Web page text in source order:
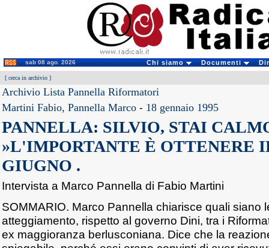
sab 08 ago. 2026 Chi siamo Documenti
[ cerca in archivio ]
Archivio Lista Pannella Riformatori
Martini Fabio, Pannella Marco - 18 gennaio 1995
PANNELLA: SILVIO, STAI
»L'IMPORTANTE È OTTENERE
GIUGNO .
Intervista a Marco Pannella di Fabio Martini
SOMMARIO. Marco Pannella chiarisce quali siano
atteggiamento, rispetto al governo Dini, tra i
ex maggioranza berlusconiana. Dice che la